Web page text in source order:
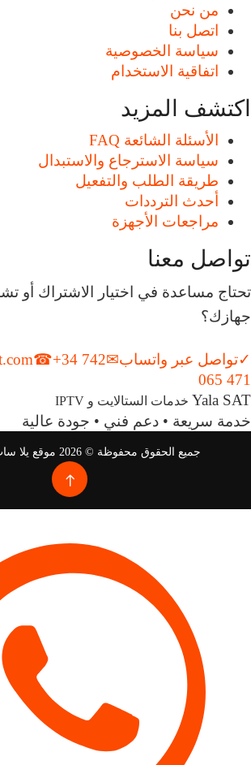
من نحن
اتصل بنا
سياسة الخصوصية
اتفاقية الاستخدام
اكتشف المزيد
الأسئلة الشائعة FAQ
سياسة الاسترجاع والاستبدال
طريقة الطلب والتفعيل
أحدث الترددات
مراجعات الأجهزة
تواصل معنا
تحتاج مساعدة في اختيار الاشتراك أو
جهازك؟
✓تواصل عبر واتساب✉
☎+34 742
065 471
Yala SAT خدمات الستالايت و IPTV
خدمة سريعة • دعم فني • جودة عالية
جميع الحقوق محفوظة © 2026 موقع يلا سات - Yala SAT